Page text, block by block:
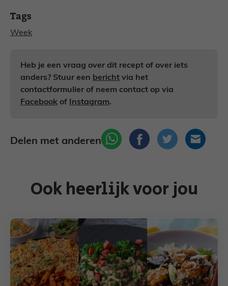
Tags
Week
Heb je een vraag over dit recept of over iets
anders? Stuur een bericht via het
contactformulier of neem contact op via
Facebook of Instagram.
Delen met anderen
Ook heerlijk voor jou